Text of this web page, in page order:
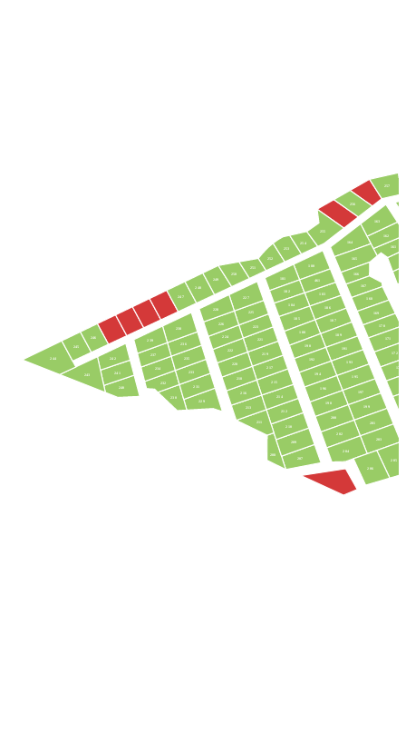
161
162
163
164
165
166
167
168
169
170
171
172
173
180
181
182 183
184
185
186
187
188
189
190
191
192
193
194
195
196
197
198
199
200
201
202
203
204
205
206
207
208
209
210
212
211
213
214
215
216
217
218
219
220
221
222
223
224
225
226
227
228
229
230
231
232
233
234
235
236
237
238
239
240
241
242
243
244
245
246
247
248
249
250
251
252
253
254
255
256
257
461